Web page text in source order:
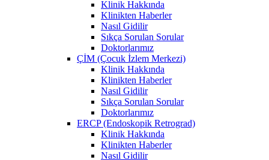
Klinik Hakkında
Klinikten Haberler
Nasıl Gidilir
Sıkça Sorulan Sorular
Doktorlarımız
ÇİM (Çocuk İzlem Merkezi)
Klinik Hakkında
Klinikten Haberler
Nasıl Gidilir
Sıkça Sorulan Sorular
Doktorlarımız
ERCP (Endoskopik Retrograd)
Klinik Hakkında
Klinikten Haberler
Nasıl Gidilir